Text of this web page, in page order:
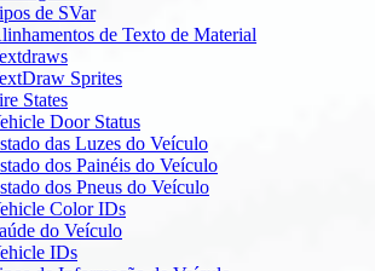
de SVar
de Texto de Material
Sprites
States
Door Status
das Luzes do Veículo
dos Painéis do Veículo
dos Pneus do Veículo
Color IDs
do Veículo
IDs